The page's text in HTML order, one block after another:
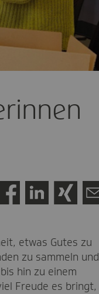
etwas Gutes zu
zu sammeln und
hin zu einem
Freude es bringt,